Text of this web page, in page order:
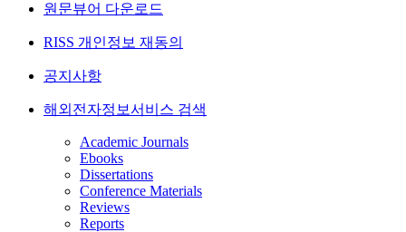
원문뷰어 다운로드
RISS 개인정보 재동의
공지사항
해외전자정보서비스 검색
Academic Journals
Ebooks
Dissertations
Conference Materials
Reviews
Reports